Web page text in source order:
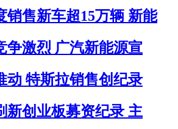
销售新车超15万辆 新能
争激烈 广汽新能源宣
动 特斯拉销售创纪录
新创业板募资纪录 主